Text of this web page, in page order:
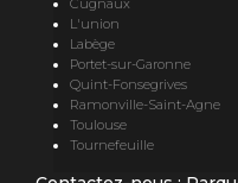
Cugnaux
L'union
Labège
Portet-sur-Garonne
Quint-Fonsegrives
Ramonville-Saint-Agne
Toulouse
Tournefeuille